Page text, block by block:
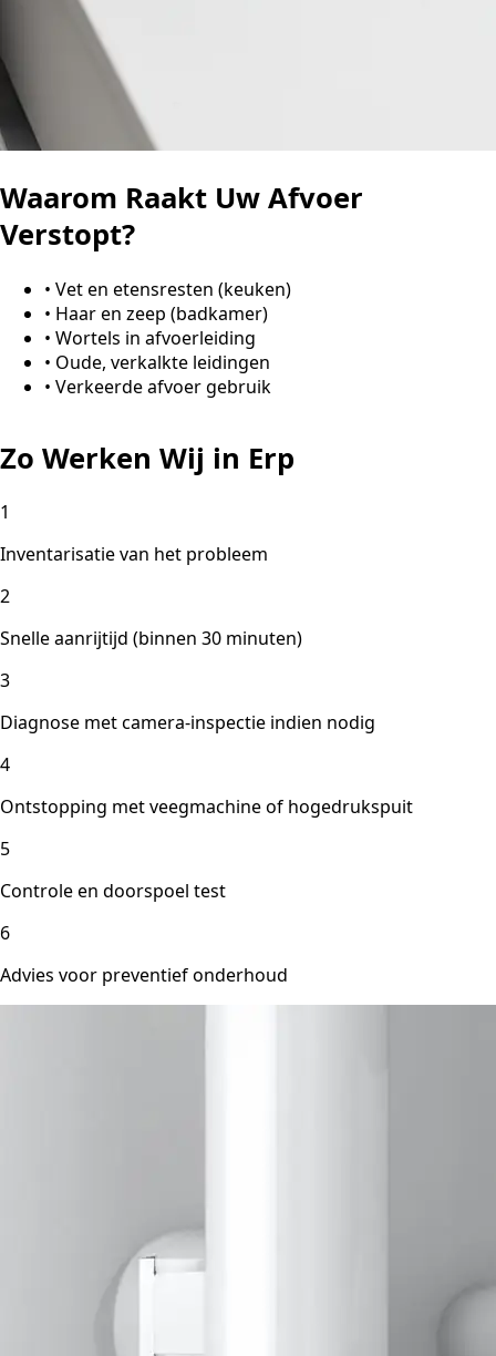
Waarom Raakt Uw Afvoer
Verstopt?
• Vet en etensresten (keuken)
• Haar en zeep (badkamer)
• Wortels in afvoerleiding
• Oude, verkalkte leidingen
• Verkeerde afvoer gebruik
Zo Werken Wij in Erp
1
Inventarisatie van het probleem
2
Snelle aanrijtijd (binnen 30 minuten)
3
Diagnose met camera-inspectie indien nodig
4
Ontstopping met veegmachine of hogedrukspuit
5
Controle en doorspoel test
6
Advies voor preventief onderhoud